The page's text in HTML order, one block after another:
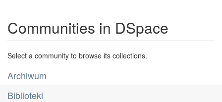
Communities in DSpace
Select a community to browse its collections.
Archiwum
Biblioteki